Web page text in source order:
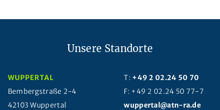
Unsere Standorte
WUPPERTAL
Bembergstraße 2-4
42103 Wuppertal
T: +49 2 02.24 50 70
F: +49 2 02.24 50 77-7
wuppertal@atn-ra.de